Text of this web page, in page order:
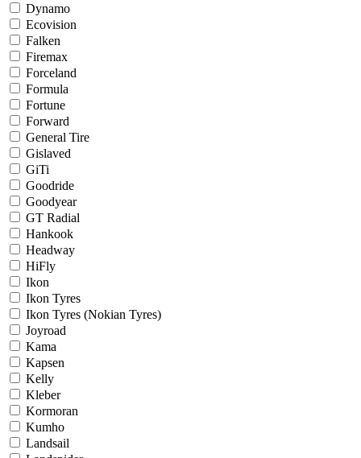
Dynamo
Ecovision
Falken
Firemax
Forceland
Formula
Fortune
Forward
General Tire
Gislaved
GiTi
Goodride
Goodyear
GT Radial
Hankook
Headway
HiFly
Ikon
Ikon Tyres
Ikon Tyres (Nokian Tyres)
Joyroad
Kama
Kapsen
Kelly
Kleber
Kormoran
Kumho
Landsail